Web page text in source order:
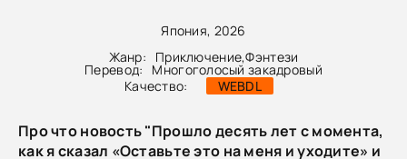
Япония, 2026
Жанр:
Приключение,Фэнтези
Перевод:
Многоголосый закадровый
Качество:
WEBDL
Про что новость "Прошло десять лет с момента,
как я сказал «Оставьте это на меня и уходите» и